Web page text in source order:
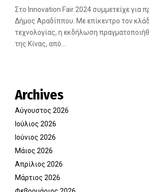
Στο Innovation Fair 2024 συμμετείχε για
Δήμος Αραδίππου. Με επίκεντρο τον
τεχνολογίας, η εκδήλωση
της Κίνας, από...
Archives
Αύγουστος 2026
Ιούλιος 2026
Ιούνιος 2026
Μάιος 2026
Απρίλιος 2026
Μάρτιος 2026